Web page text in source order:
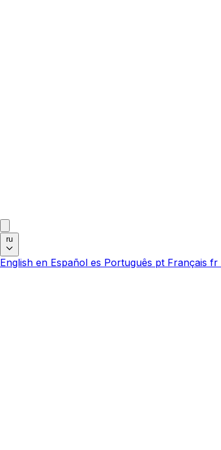
ru
English en Español es Português pt Français fr